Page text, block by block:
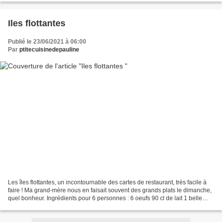
Iles flottantes
Publié le 23/06/2021 à 06:00
Par ptitecuisinedepauline
Les îles flottantes, un incontournable des cartes de restaurant, très facile à
faire ! Ma grand-mère nous en faisait souvent des grands plats le dimanche,
quel bonheur. Ingrédients pour 6 personnes : 6 oeufs 90 cl de lait 1 belle